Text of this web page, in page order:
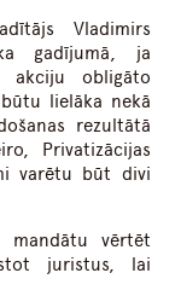
Vladimirs
gadījumā, ja
akciju obligāto
lielāka nekā
rezultātā
Privatizācijas
varētu būt divi
mandātu vērtēt
juristus, lai